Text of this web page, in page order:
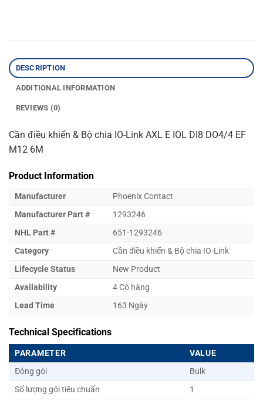
DESCRIPTION
ADDITIONAL INFORMATION
REVIEWS (0)
Cần điều khiển & Bộ chia IO-Link AXL E IOL DI8 DO4/4 EF
M12 6M
Product Information
Manufacturer
Phoenix Contact
Manufacturer Part #
1293246
NHL Part #
651-1293246
Category
Cần điều khiển & Bộ chia IO-Link
Lifecycle Status
New Product
Availability
4 Có hàng
Lead Time
163 Ngày
Technical Specifications
PARAMETER
VALUE
Đóng gói
Bulk
Số lượng gói tiêu chuẩn
1